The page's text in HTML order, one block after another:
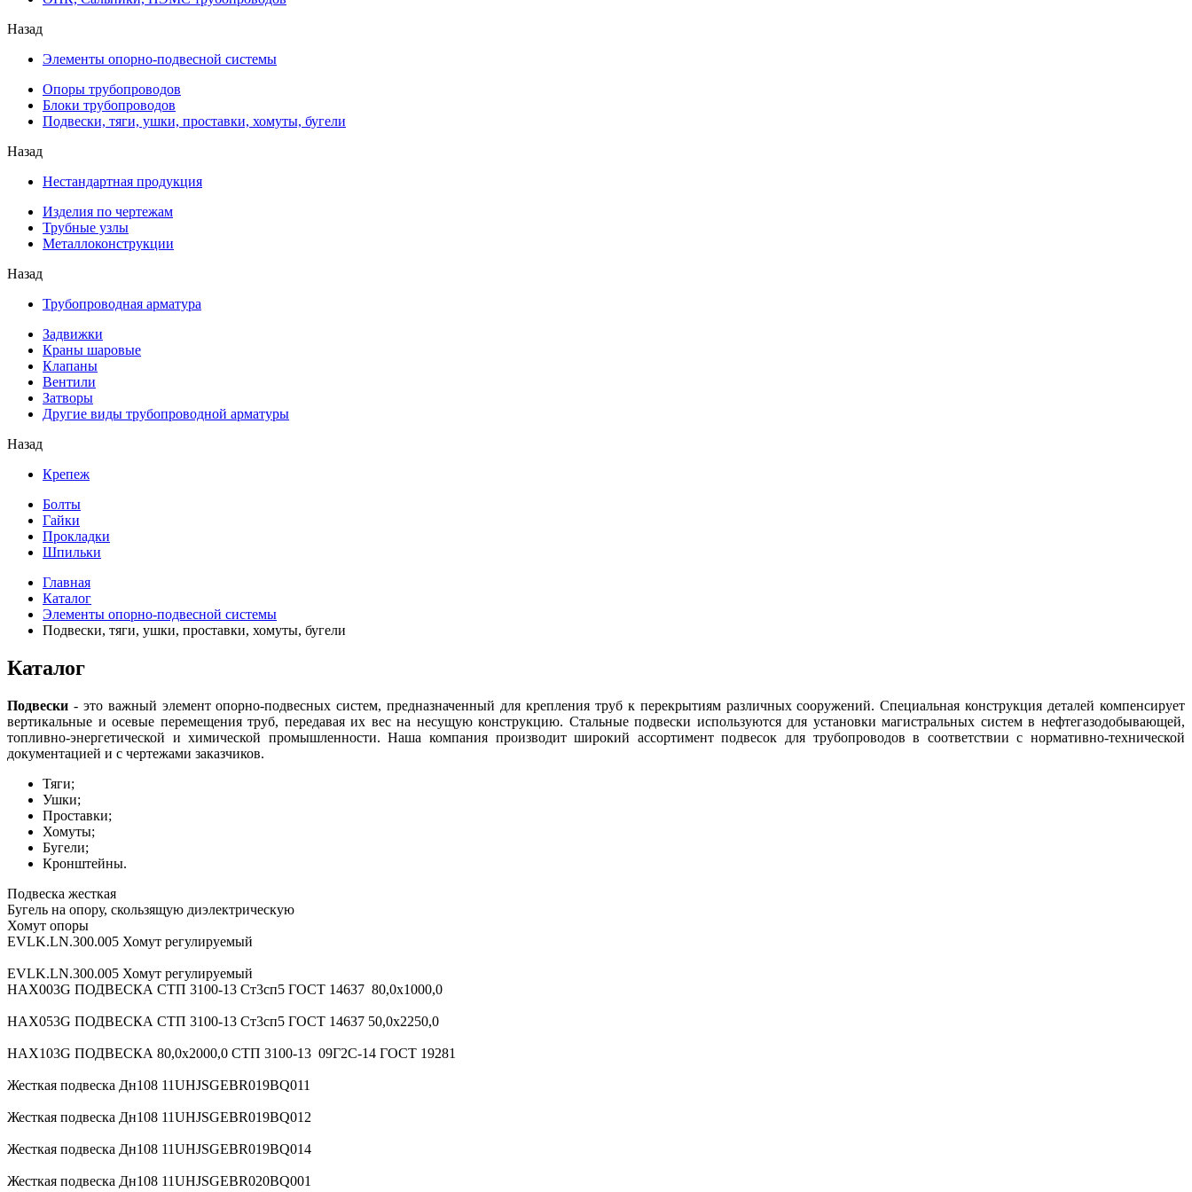
Назад
Элементы опорно-подвесной системы
Опоры трубопроводов
Блоки трубопроводов
Подвески, тяги, ушки, проставки, хомуты, бугели
Назад
Нестандартная продукция
Изделия по чертежам
Трубные узлы
Металлоконструкции
Назад
Трубопроводная арматура
Задвижки
Краны шаровые
Клапаны
Вентили
Затворы
Другие виды трубопроводной арматуры
Назад
Крепеж
Болты
Гайки
Прокладки
Шпильки
Главная
Каталог
Элементы опорно-подвесной системы
Подвески, тяги, ушки, проставки, хомуты, бугели
Каталог
Подвески - это важный элемент опорно-подвесных систем, предназначенный для крепления труб к перекрытиям различных сооружений. Специальная конструкция деталей компенсирует
вертикальные и осевые перемещения труб, передавая их вес на несущую конструкцию. Стальные подвески используются для установки магистральных систем в нефтегазодобывающей,
топливно-энергетической и химической промышленности. Наша компания производит широкий ассортимент подвесок для трубопроводов в соответствии с нормативно-технической
документацией и с чертежами заказчиков.
Тяги;
Ушки;
Проставки;
Хомуты;
Бугели;
Кронштейны.
Подвеска жесткая
Бугель на опору, скользящую диэлектрическую
Хомут опоры
EVLK.LN.300.005 Хомут регулируемый
EVLK.LN.300.005 Хомут регулируемый
HAX003G ПОДВЕСКА СТП 3100-13 Ст3сп5 ГОСТ 14637 80,0х1000,0
HAX053G ПОДВЕСКА СТП 3100-13 Ст3сп5 ГОСТ 14637 50,0х2250,0
HAX103G ПОДВЕСКА 80,0х2000,0 СТП 3100-13 09Г2С-14 ГОСТ 19281
Жесткая подвеска Дн108 11UHJSGEBR019BQ011
Жесткая подвеска Дн108 11UHJSGEBR019BQ012
Жесткая подвеска Дн108 11UHJSGEBR019BQ014
Жесткая подвеска Дн108 11UHJSGEBR020BQ001